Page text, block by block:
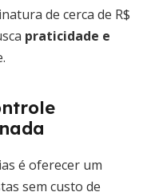
de cerca de R$
praticidade e
é oferecer um
sem custo de